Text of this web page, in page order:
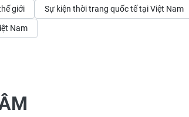
giới Sự kiện thời trang quốc tế tại Việt Nam
Nam